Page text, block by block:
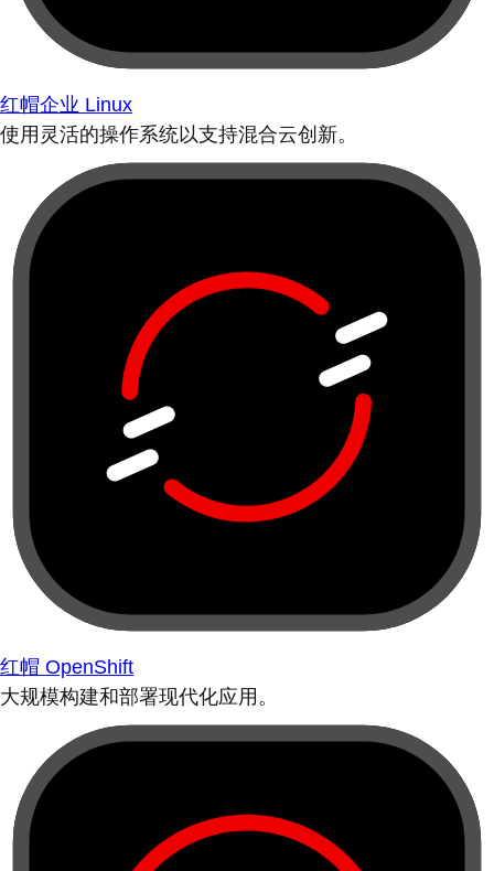
红帽企业 Linux
使用灵活的操作系统以支持混合云创新。
红帽 OpenShift
大规模构建和部署现代化应用。